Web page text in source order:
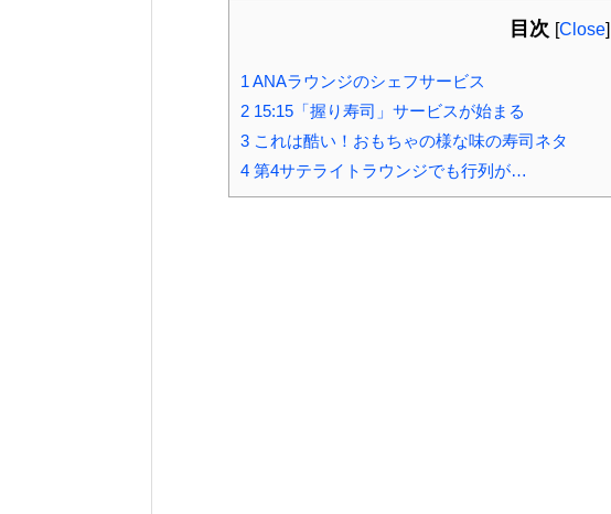
目次 [Close]
1 ANAラウンジのシェフサービス
2 15:15「握り寿司」サービスが始まる
3 これは酷い！おもちゃの様な味の寿司ネタ
4 第4サテライトラウンジでも行列が…